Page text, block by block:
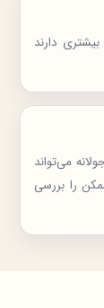
بیشتری دارند
می‌تواند
را بررسی